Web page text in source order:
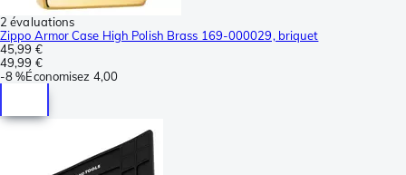
2 évaluations
Zippo Armor Case High Polish Brass 169-000029, briquet
45,99 €
49,99 €
-8 %Économisez 4,00